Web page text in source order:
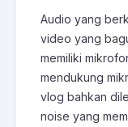
Audio yang
video yang
memiliki
mendukung
vlog bahkan
noise yang